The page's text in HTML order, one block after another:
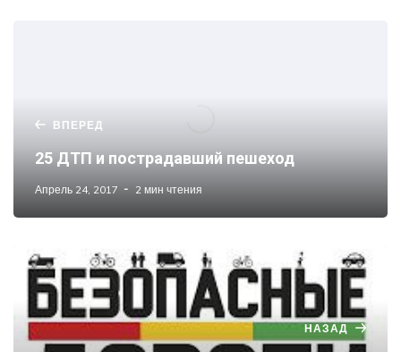
ВПЕРЕД
25 ДТП и пострадавший пешеход
Апрель 24, 2017 2 мин чтения
НАЗАД